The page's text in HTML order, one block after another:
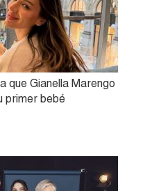
que Gianella Marengo
primer bebé